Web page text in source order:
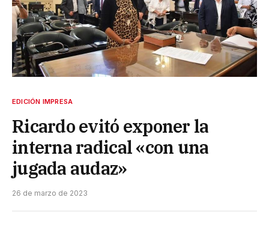
EDICIÓN IMPRESA
Ricardo evitó exponer la
interna radical «con una
jugada audaz»
26 de marzo de 2023